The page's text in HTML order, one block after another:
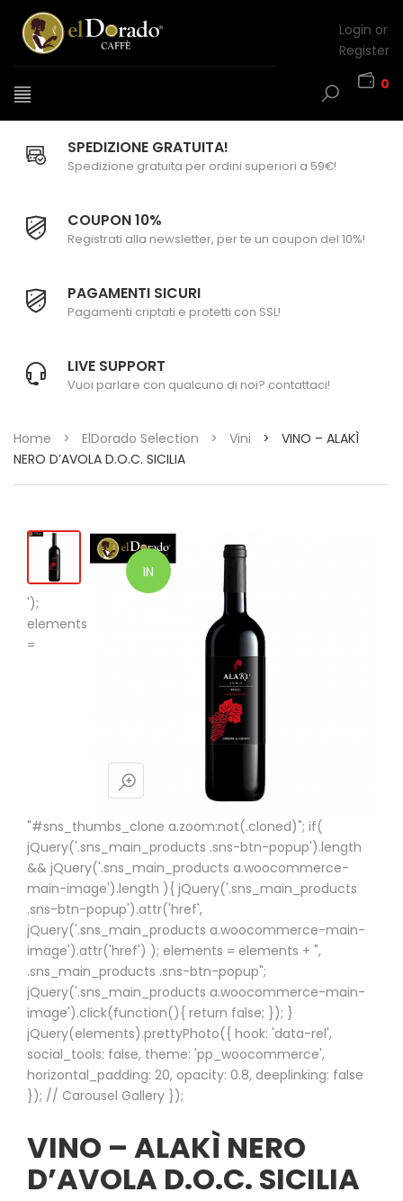
Login or
Register
0
SPEDIZIONE GRATUITA!
Spedizione gratuita per ordini superiori a 59€!
COUPON 10%
Registrati alla newsletter, per te un coupon del 10%!
PAGAMENTI SICURI
Pagamenti criptati e protetti con SSL!
LIVE SUPPORT
Vuoi parlare con qualcuno di noi? contattaci!
Home > ElDorado Selection > Vini >
VINO – ALAKÌ
NERO D’AVOLA D.O.C. SICILIA
IN
');
elements
=
"#sns_thumbs_clone a.zoom:not(.cloned)"; if(
jQuery('.sns_main_products .sns-btn-popup').length
&& jQuery('.sns_main_products a.woocommerce-
main-image').length ){ jQuery('.sns_main_products
.sns-btn-popup').attr('href',
jQuery('.sns_main_products a.woocommerce-main-
image').attr('href') ); elements = elements + ",
.sns_main_products .sns-btn-popup";
jQuery('.sns_main_products a.woocommerce-main-
image').click(function(){ return false; }); }
jQuery(elements).prettyPhoto({ hook: 'data-rel',
social_tools: false, theme: 'pp_woocommerce',
horizontal_padding: 20, opacity: 0.8, deeplinking: false
}); // Carousel Gallery });
VINO – ALAKÌ NERO
D’AVOLA D.O.C. SICILIA